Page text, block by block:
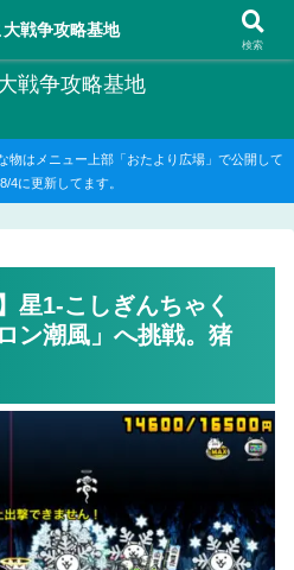
が、他のゲームの記事もたまに書いてます
戦争攻略基地
物はメニュー上部「おたより広場」で公開して
4に更新してます。
星1-こしぎんちゃく
ン潮風」へ挑戦。猪
大戦争攻略基地
検索